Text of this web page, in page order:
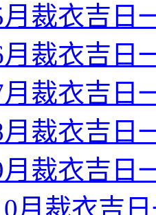
月裁衣吉日
月裁衣吉日
月裁衣吉日
月裁衣吉日
月裁衣吉日
月裁衣吉